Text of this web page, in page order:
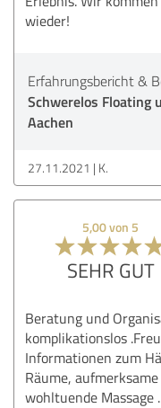
wieder!
Erfahrungsbericht &
Schwerelos Floating
Aachen
27.11.2021 K.
5,00 von 5
SEHR GUT
Beratung und
komplikationslos
Informationen zum
Räume,
wohltuende Massage .